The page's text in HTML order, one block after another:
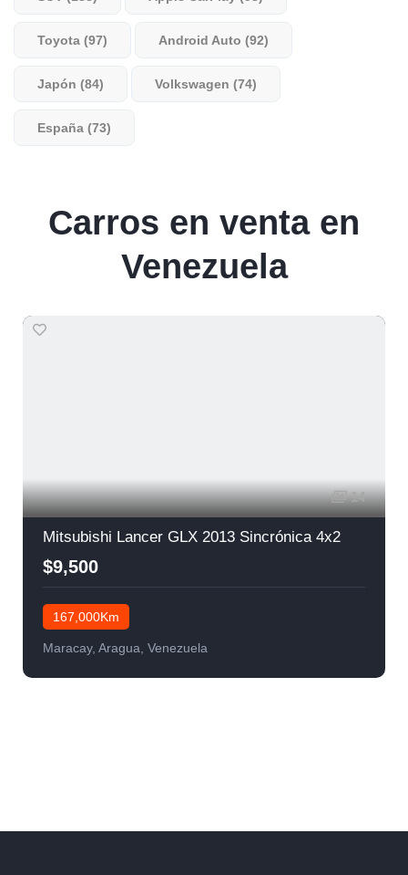
Toyota (97) Android Auto (92)
Japón (84) Volkswagen (74)
España (73)
Carros en venta en
Venezuela
14
Mitsubishi Lancer GLX 2013 Sincrónica 4x2
$9,500
167,000Km
Maracay, Aragua, Venezuela